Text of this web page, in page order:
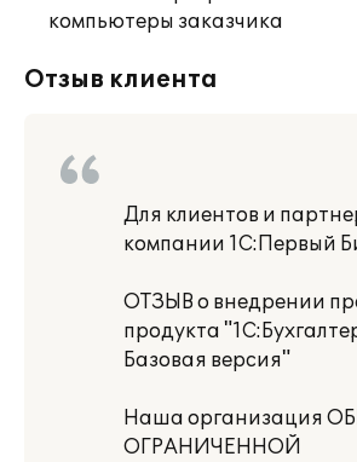
компьютеры заказчика
Отзыв клиента
Для клиентов и
компании 1С:Первый
ОТЗЫВ о внедрении
продукта
Базовая версия"
Наша организация
ОГРАНИЧЕННОЙ